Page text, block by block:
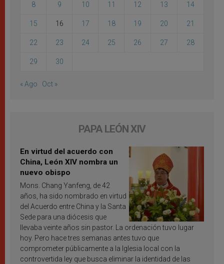
8 9 10 11 12 13 14
15 16 17 18 19 20 21
22 23 24 25 26 27 28
29 30
« Ago Oct »
PAPA LEÓN XIV
En virtud del acuerdo con
China, León XIV nombra un
nuevo obispo
Mons. Chang Yanfeng, de 42
años, ha sido nombrado en virtud
del Acuerdo entre China y la Santa
Sede para una diócesis que
llevaba veinte años sin pastor. La ordenación tuvo lugar
hoy. Pero hace tres semanas antes tuvo que
comprometer públicamente a la Iglesia local con la
controvertida ley que busca eliminar la identidad de las